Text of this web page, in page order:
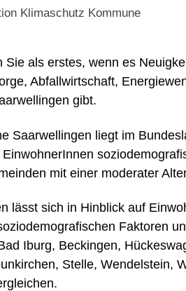
Klimaschutz Kommune
Sie als erstes, wenn es
Abfallwirtschaft,
gibt.
Saarwellingen liegt im
mit einer moderater
lässt sich in Hinblick auf
Faktoren
Iburg, Beckingen,
, Stelle,Wendelstein,